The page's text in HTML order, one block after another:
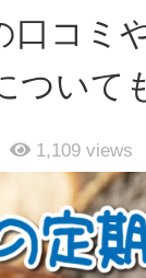
コミ
いて
1,109 views